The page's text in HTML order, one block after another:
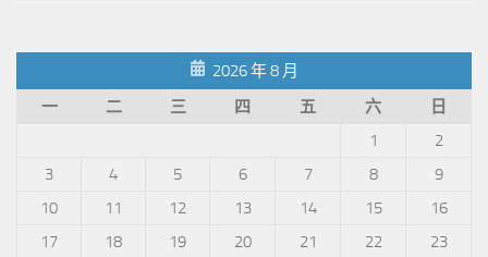
類
2026 年 8 月
一
二 三 四 五 六
日
1
2
3
4 5 6 7 8
9
10
11 12 13 14 15
16
17
18 19 20 21 22
23